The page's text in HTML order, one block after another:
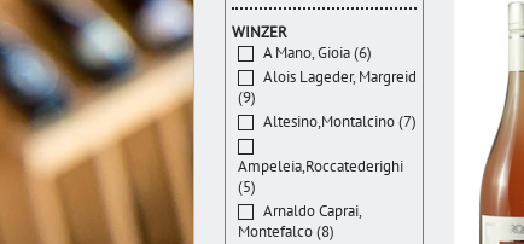
WINZER
A Mano, Gioia (6)
Alois Lageder, Margreid
(9)
Altesino,Montalcino (7)
Ampeleia,Roccatederighi
(5)
Arnaldo Caprai,
Montefalco (8)